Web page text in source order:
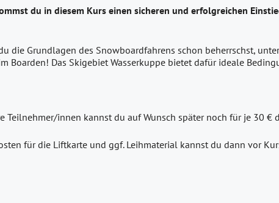
du in diesem Kurs einen sicheren und erfolgreichen
die Grundlagen des Snowboardfahrens schon beherrschst,
Boarden! Das Skigebiet Wasserkuppe bietet dafür ideale
Teilnehmer/innen kannst du auf Wunsch später noch für je 30 €
für die Liftkarte und ggf. Leihmaterial kannst du dann vor